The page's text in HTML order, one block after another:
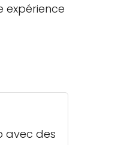
expérience
avec des